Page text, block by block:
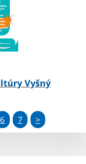
Vyšný
6 7 >